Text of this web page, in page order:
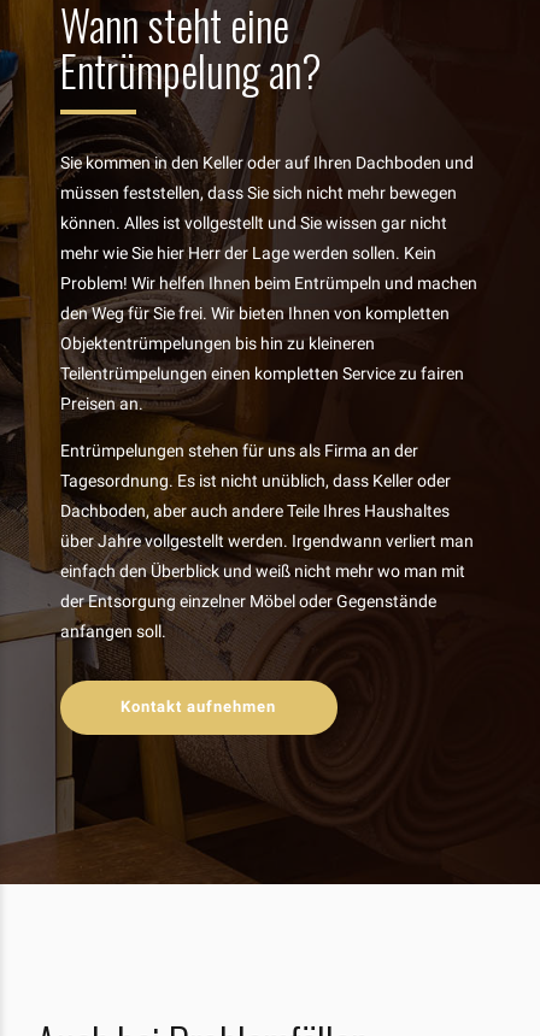
Wann steht eine
Entrümpelung an?
Sie kommen in den Keller oder auf Ihren Dachboden und
müssen feststellen, dass Sie sich nicht mehr bewegen
können. Alles ist vollgestellt und Sie wissen gar nicht
mehr wie Sie hier Herr der Lage werden sollen. Kein
Problem! Wir helfen Ihnen beim Entrümpeln und machen
den Weg für Sie frei. Wir bieten Ihnen von kompletten
Objektentrümpelungen bis hin zu kleineren
Teilentrümpelungen einen kompletten Service zu fairen
Preisen an.
Entrümpelungen stehen für uns als Firma an der
Tagesordnung. Es ist nicht unüblich, dass Keller oder
Dachboden, aber auch andere Teile Ihres Haushaltes
über Jahre vollgestellt werden. Irgendwann verliert man
einfach den Überblick und weiß nicht mehr wo man mit
der Entsorgung einzelner Möbel oder Gegenstände
anfangen soll.
Kontakt aufnehmen